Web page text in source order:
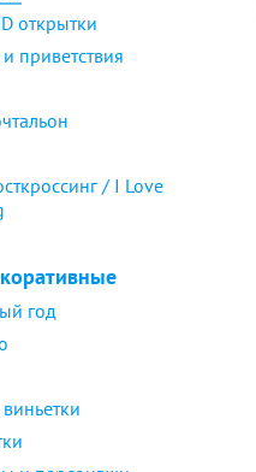
открытки
приветствия
/ I Love
год